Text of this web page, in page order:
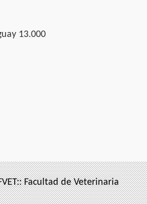
13.000
Facultad de Veterinaria